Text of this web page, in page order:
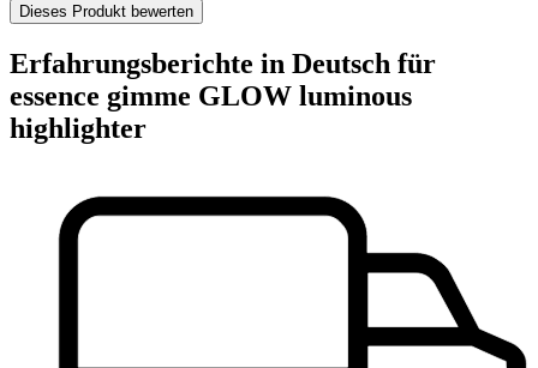
Dieses Produkt bewerten
Erfahrungsberichte in Deutsch für
essence gimme GLOW luminous
highlighter